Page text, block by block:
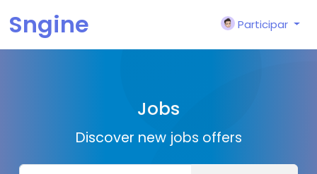
Sngine Participar
Jobs
Discover new jobs offers